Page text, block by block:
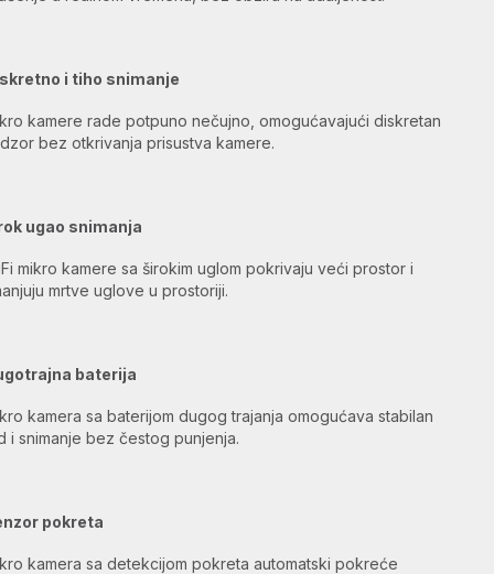
i tiho snimanje
kamere rade potpuno nečujno, omogućavajući diskretan
bez otkrivanja prisustva kamere.
ugao snimanja
mikro kamere sa širokim uglom pokrivaju veći prostor i
mrtve uglove u prostoriji.
baterija
kamera sa baterijom dugog trajanja omogućava stabilan
i snimanje bez čestog punjenja.
pokreta
kamera sa detekcijom pokreta automatski pokreće